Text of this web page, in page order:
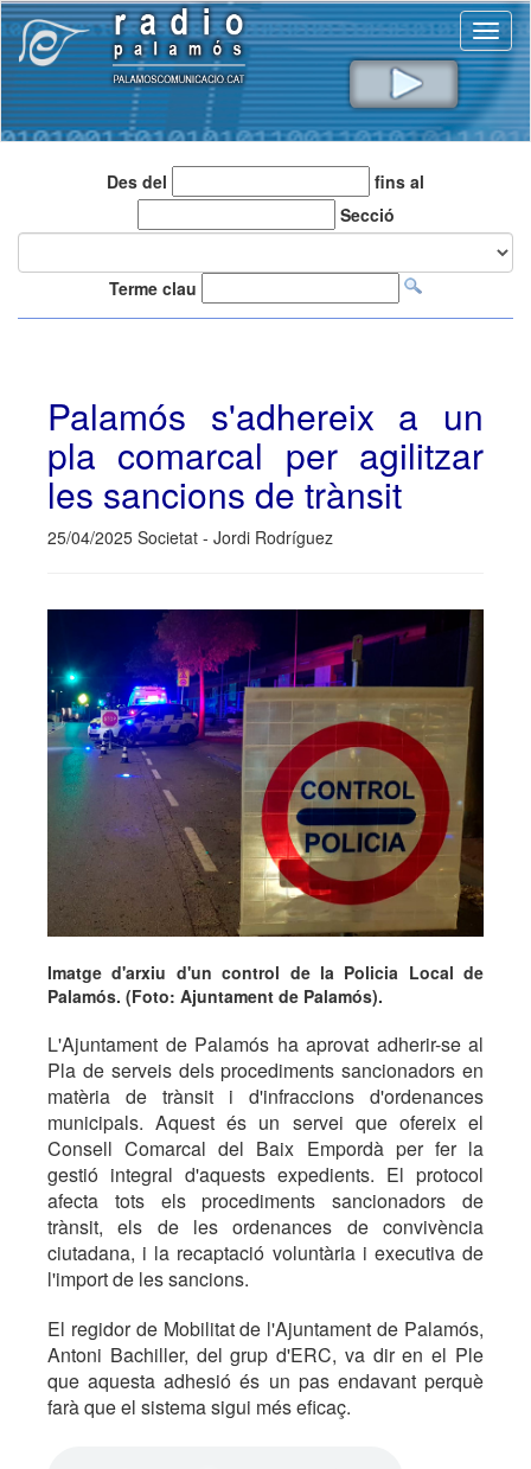
Des del
fins al
Secció
Terme clau
Palamós s'adhereix a un
pla comarcal per agilitzar
les sancions de trànsit
25/04/2025 Societat - Jordi Rodríguez
Imatge d'arxiu d'un control de la Policia Local de
Palamós. (Foto: Ajuntament de Palamós).
L'Ajuntament de Palamós ha aprovat adherir-se al
Pla de serveis dels procediments sancionadors en
matèria de trànsit i d'infraccions d'ordenances
municipals. Aquest és un servei que ofereix el
Consell Comarcal del Baix Empordà per fer la
gestió integral d'aquests expedients. El protocol
afecta tots els procediments sancionadors de
trànsit, els de les ordenances de convivència
ciutadana, i la recaptació voluntària i executiva de
l'import de les sancions.
El regidor de Mobilitat de l'Ajuntament de Palamós,
Antoni Bachiller, del grup d'ERC, va dir en el Ple
que aquesta adhesió és un pas endavant perquè
farà que el sistema sigui més eficaç.